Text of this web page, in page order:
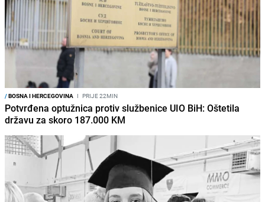
/BOSNA I HERCEGOVINA I PRIJE 22MIN
Potvrđena optužnica protiv službenice UIO BiH: Oštetila
državu za skoro 187.000 KM